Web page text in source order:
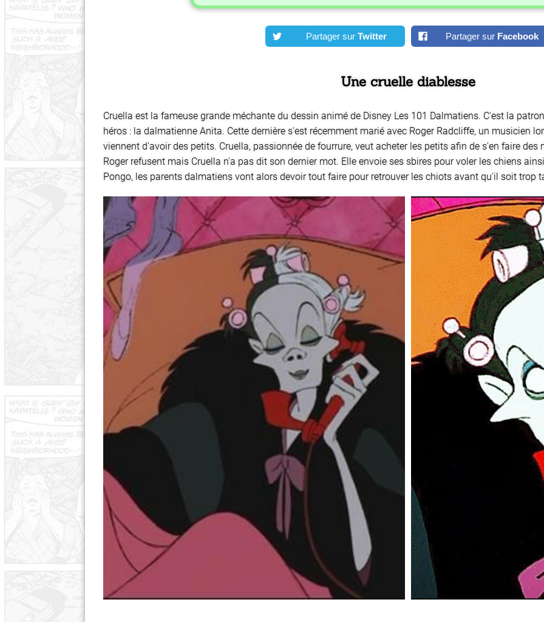
Partager sur Twitter Partager sur Facebook
Une cruelle diablesse
Cruella est la fameuse grande méchante du dessin animé de Disney Les 101 Dalmatiens. C'est la
héros : la dalmatienne Anita. Cette dernière s'est récemment marié avec Roger Radcliffe, un musicien
viennent d'avoir des petits. Cruella, passionnée de fourrure, veut acheter les petits afin de s'en faire des
Roger refusent mais Cruella n'a pas dit son dernier mot. Elle envoie ses sbires pour voler les chiens
Pongo, les parents dalmatiens vont alors devoir tout faire pour retrouver les chiots avant qu'il soit trop